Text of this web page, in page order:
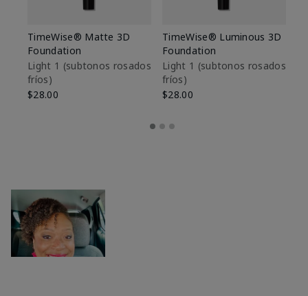
TimeWise® Matte 3D
Foundation
Light 1​ (subtonos rosados
fríos)
$28.00
TimeWise® Luminous 3D
Foundation
Light 1​ (subtonos rosados
fríos)
$28.00